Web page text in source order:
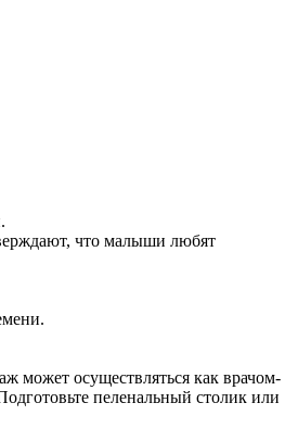
что малыши любят
может осуществляться как врачом-
пеленальный столик или